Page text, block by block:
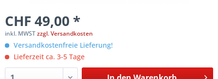
CHF 49,00 *
inkl. MWSTzzgl. Versandkosten
Versandkostenfreie Lieferung!
Lieferzeit ca. 3-5 Tage